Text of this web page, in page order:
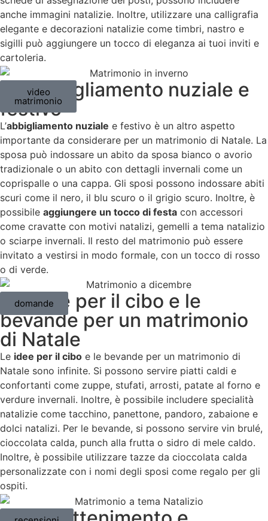
anche immagini natalizie. Inoltre, utilizzare una calligrafia
elegante e decorazioni natalizie come timbri, nastro e
sigilli può aggiungere un tocco di eleganza ai tuoi inviti e
cartoleria.
video
matrimonio
4 - Abbigliamento nuziale e
festivo
L’abbigliamento nuziale e festivo è un altro aspetto
importante da considerare per un matrimonio di Natale. La
sposa può indossare un abito da sposa bianco o avorio
tradizionale o un abito con dettagli invernali come un
coprispalle o una cappa. Gli sposi possono indossare abiti
scuri come il nero, il blu scuro o il grigio scuro. Inoltre, è
possibile aggiungere un tocco di festa con accessori
come cravatte con motivi natalizi, gemelli a tema natalizio
o sciarpe invernali. Il resto del matrimonio può essere
invitato a vestirsi in modo formale, con un tocco di rosso
o di verde.
domande
5 - Idee per il cibo e le
bevande per un matrimonio
di Natale
Le idee per il cibo e le bevande per un matrimonio di
Natale sono infinite. Si possono servire piatti caldi e
confortanti come zuppe, stufati, arrosti, patate al forno e
verdure invernali. Inoltre, è possibile includere specialità
natalizie come tacchino, panettone, pandoro, zabaione e
dolci natalizi. Per le bevande, si possono servire vin brulé,
cioccolata calda, punch alla frutta o sidro di mele caldo.
Inoltre, è possibile utilizzare tazze da cioccolata calda
personalizzate con i nomi degli sposi come regalo per gli
ospiti.